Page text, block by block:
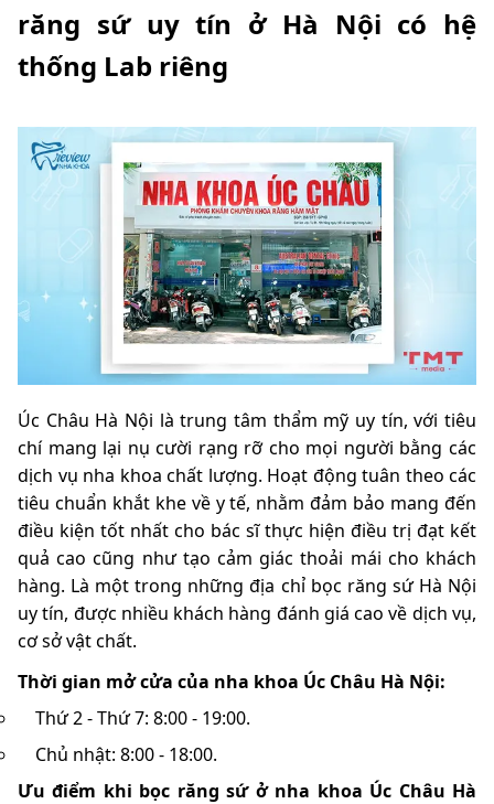
răng sứ uy tín ở Hà Nội có hệ
thống Lab riêng
Úc Châu Hà Nội là trung tâm thẩm mỹ uy tín, với tiêu
chí mang lại nụ cười rạng rỡ cho mọi người bằng các
dịch vụ nha khoa chất lượng. Hoạt động tuân theo các
tiêu chuẩn khắt khe về y tế, nhằm đảm bảo mang đến
điều kiện tốt nhất cho bác sĩ thực hiện điều trị đạt kết
quả cao cũng như tạo cảm giác thoải mái cho khách
hàng. Là một trong những địa chỉ bọc răng sứ Hà Nội
uy tín, được nhiều khách hàng đánh giá cao về dịch vụ,
cơ sở vật chất.
Thời gian mở cửa của nha khoa Úc Châu Hà Nội:
Thứ 2 - Thứ 7: 8:00 - 19:00.
Chủ nhật: 8:00 - 18:00.
Ưu điểm khi bọc răng sứ ở nha khoa Úc Châu Hà